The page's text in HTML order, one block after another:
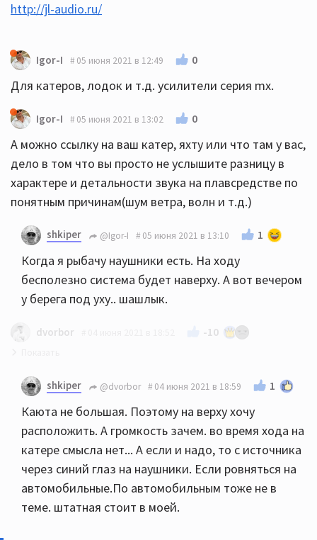
http://jl-audio.ru/
Igor-I 05 июня 2021 в 12:49 0
Для катеров, лодок и т.д. усилители серия mx.
Igor-I 05 июня 2021 в 13:02 0
А можно ссылку на ваш катер, яхту или что там у вас,
дело в том что вы просто не услышите разницу в
характере и детальности звука на плавсредстве по
понятным причинам(шум ветра, волн и т.д.)
shkiper @Igor-I 05 июня 2021 в 13:10 1
Когда я рыбачу наушники есть. На ходу
бесполезно система будет наверху. А вот вечером
у берега под уху.. шашлык.
dvorbor -10
Посмотрите
Или
shkiper @dvorbor 04 июня 2021 в 18:59 1
Каюта не большая. Поэтому на верху хочу
расположить. А громкость зачем. во время хода на
катере смысла нет... А если и надо, то с источника
через синий глаз на наушники. Если ровняться на
автомобильные.По автомобильным тоже не в
теме. штатная стоит в моей.